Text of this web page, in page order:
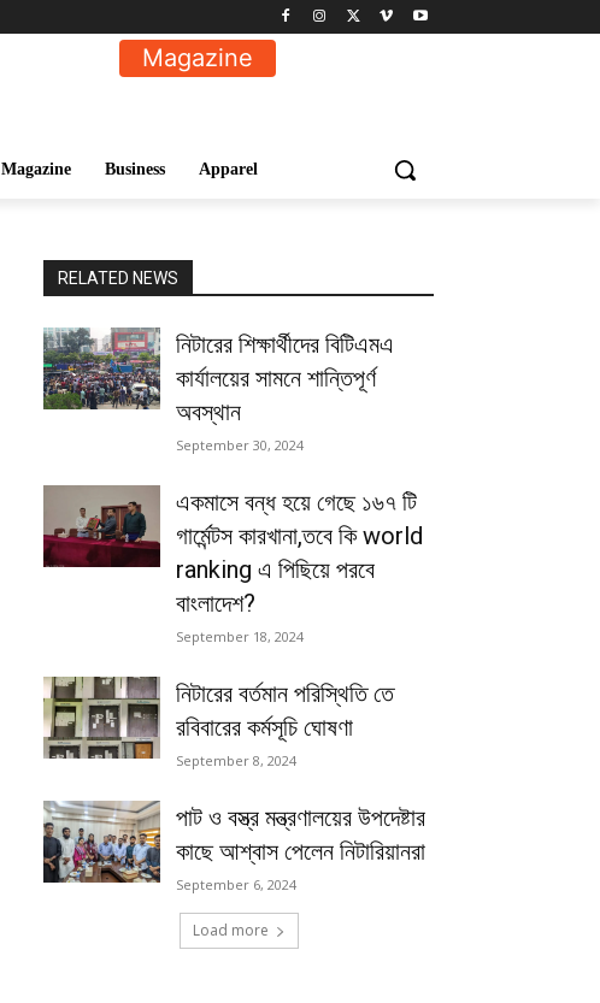
Magazine
Magazine Business Apparel
RELATED NEWS
নিটারের শিক্ষার্থীদের বিটিএমএ
কার্যালয়ের সামনে শান্তিপূর্ণ
অবস্থান
September 30, 2024
একমাসে বন্ধ হয়ে গেছে ১৬৭ টি
গার্মেন্টস কারখানা,তবে কি world
ranking এ পিছিয়ে পরবে
বাংলাদেশ?
September 18, 2024
নিটারের বর্তমান পরিস্থিতি তে
রবিবারের কর্মসূচি ঘোষণা
September 8, 2024
পাট ও বস্ত্র মন্ত্রণালয়ের উপদেষ্টার
কাছে আশ্বাস পেলেন নিটারিয়ানরা
September 6, 2024
Load more